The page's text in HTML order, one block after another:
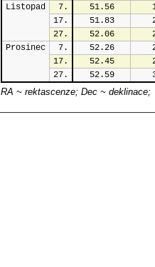
Listopad
7. 51.56
17.
51.83
27.
52.06
Prosinec
7. 52.26
17.
52.45
27.
52.59
RA ~ rektascenze; Dec ~ deklinace;